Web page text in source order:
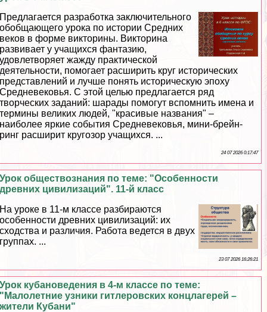
Предлагается разработка заключительного
обобщающего урока по истории Средних
веков в форме викторины. Викторина
развивает у учащихся фантазию,
удовлетворяет жажду пpaктической
деятельности, помогает расширить круг исторических
представлений и лучше понять историческую эпоху
Средневековья. С этой целью предлагается ряд
творческих заданий: шарады помогут вспомнить имена и
термины великих людей, "красивые названия" –
наиболее яркие события Cредневековья, мини-брейн-
ринг расширит кругозор учащихся. ...
24 07 2026 0:17:47
Урок обществознания по теме: "Особенности
древних цивилизаций". 11-й класс
На уроке в 11-м классе разбираются
особенности древних цивилизаций: их
сходства и различия. Работа ведется в двух
группах. ...
23 07 2026 16:26:21
Урок кубановедения в 4-м классе по теме:
"Малолетние узники гитлеровских концлагерей –
жители Кубани"